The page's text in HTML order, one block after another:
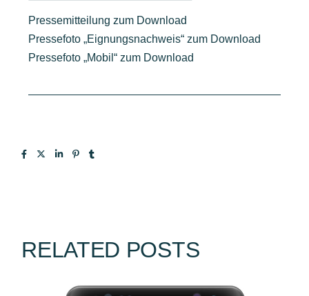
Pressemitteilung zum Download
Pressefoto „Eignungsnachweis“ zum Download
Pressefoto „Mobil“ zum Download
RELATED POSTS